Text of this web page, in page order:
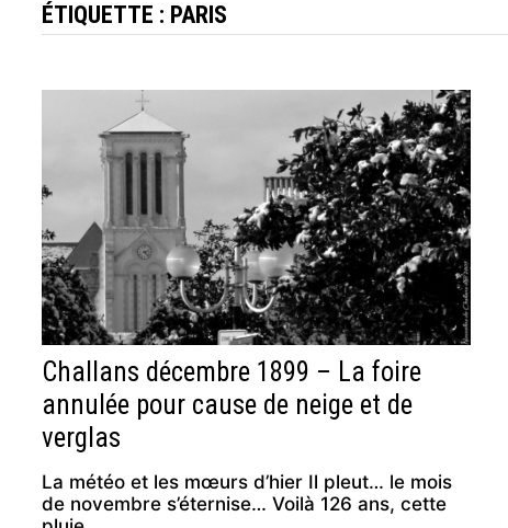
ÉTIQUETTE : PARIS
Challans décembre 1899 – La foire
annulée pour cause de neige et de
verglas
La météo et les mœurs d’hier Il pleut… le mois
de novembre s’éternise… Voilà 126 ans, cette